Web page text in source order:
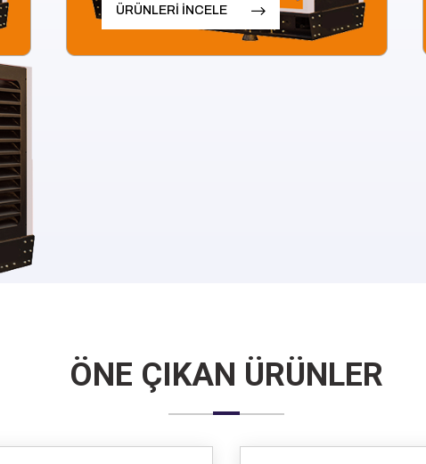
ÜRÜNLERİ İNCELE
ÖNE ÇIKAN ÜRÜNLER